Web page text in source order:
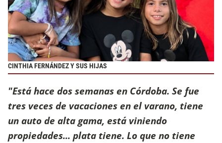
CINTHIA FERNÁNDEZ Y SUS HIJAS
"Está hace dos semanas en Córdoba. Se fue
tres veces de vacaciones en el varano, tiene
un auto de alta gama, está viniendo
propiedades... plata tiene. Lo que no tiene